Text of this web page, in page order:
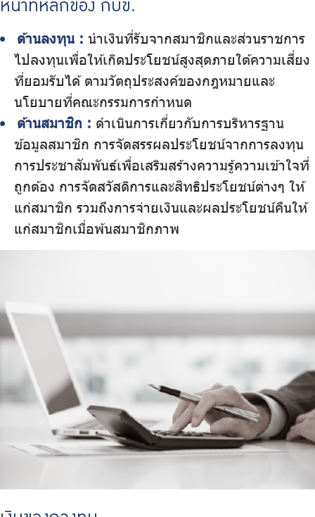
หน้าที่หลักของ กบข.
ด้านลงทุน : นำเงินที่รับจากสมาชิกและส่วนราชการ
ไปลงทุนเพื่อให้เกิดประโยชน์สูงสุดภายใต้ความเสี่ยง
ที่ยอมรับได้ ตามวัตถุประสงค์ของกฎหมายและ
นโยบายที่คณะกรรมการกำหนด
ด้านสมาชิก : ดำเนินการเกี่ยวกับการบริหารฐาน
ข้อมูลสมาชิก การจัดสรรผลประโยชน์จากการลงทุน
การประชาสัมพันธ์เพื่อเสริมสร้างความรู้ความเข้าใจที่
ถูกต้อง การจัดสวัสดิการและสิทธิประโยชน์ต่างๆ ให้
แก่สมาชิก รวมถึงการจ่ายเงินและผลประโยชน์คืนให้
แก่สมาชิกเมื่อพ้นสมาชิกภาพ